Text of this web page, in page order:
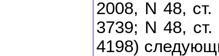
2008, N 48,
3739; N 48,
4198)